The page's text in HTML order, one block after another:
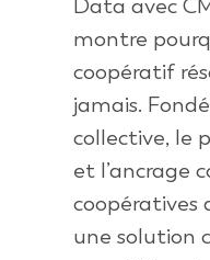
montre
coopératif
jamais.
collective, le
et l’ancrage
coopératives
une solution